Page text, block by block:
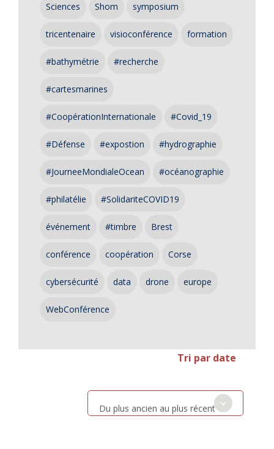
Sciences Shom symposium
tricentenaire visioconférence formation
#bathymétrie #recherche
#cartesmarines
#CoopérationInternationale #Covid_19
#Défense #expostion #hydrographie
#JourneeMondialeOcean #océanographie
#philatélie #SolidariteCOVID19
événement #timbre Brest
conférence coopération Corse
cybersécurité data drone europe
WebConférence
Tri par date
Du plus ancien au plus récent